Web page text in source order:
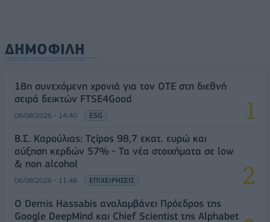
ΔΗΜΟΦΙΛΗ
18η συνεχόμενη χρονιά για τον ΟΤΕ στη διεθνή
σειρά δεικτών FTSE4Good
06/08/2026 - 14:40 ESG
Β.Σ. Καρούλιας: Τζίρος 98,7 εκατ. ευρώ και
αύξηση κερδών 57% - Τα νέα στοιχήματα σε low
& non alcohol
06/08/2026 - 11:48 ΕΠΙΧΕΙΡΗΣΕΙΣ
Ο Demis Hassabis αναλαμβάνει Πρόεδρος της
Google DeepMind και Chief Scientist της Alphabet